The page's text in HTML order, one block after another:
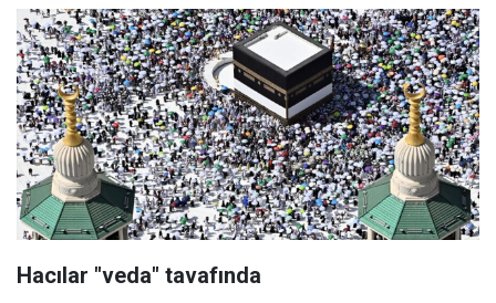
Hacılar "veda" tavafında